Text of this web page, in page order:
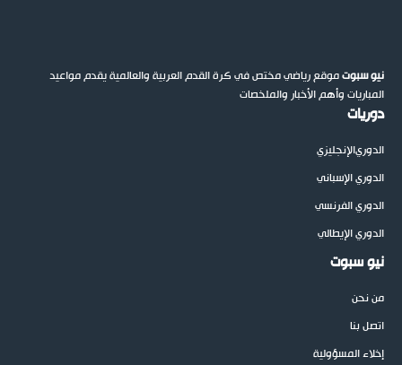
نيو سبوتموقع رياضي مختص في كرة القدم العربية والعالمية يقدم مواعيد
المباريات وأهم الأخبار والملخصات
دوريات
الدوريالإنجليزي
الدوري الإسباني
الدوري الفرنسي
الدوري الإيطالي
نيو سبوت
من نحن
اتصل بنا
إخلاء المسؤولية